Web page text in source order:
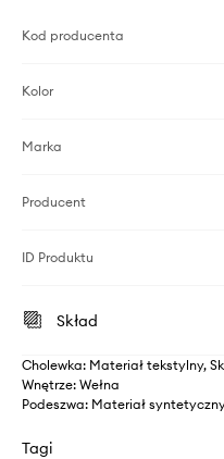
Kod producenta
Kolor
Marka
Producent
ID Produktu
Skład
Cholewka: Materiał tekstylny,
Wnętrze: Wełna
Podeszwa: Materiał
Tagi